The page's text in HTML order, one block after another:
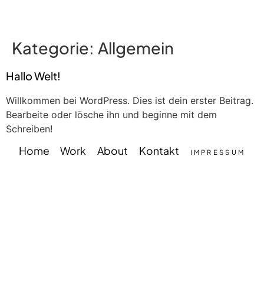
Kategorie: Allgemein
Hallo Welt!
Willkommen bei WordPress. Dies ist dein erster Beitrag.
Bearbeite oder lösche ihn und beginne mit dem
Schreiben!
Home Work About Kontakt IMPRESSUM